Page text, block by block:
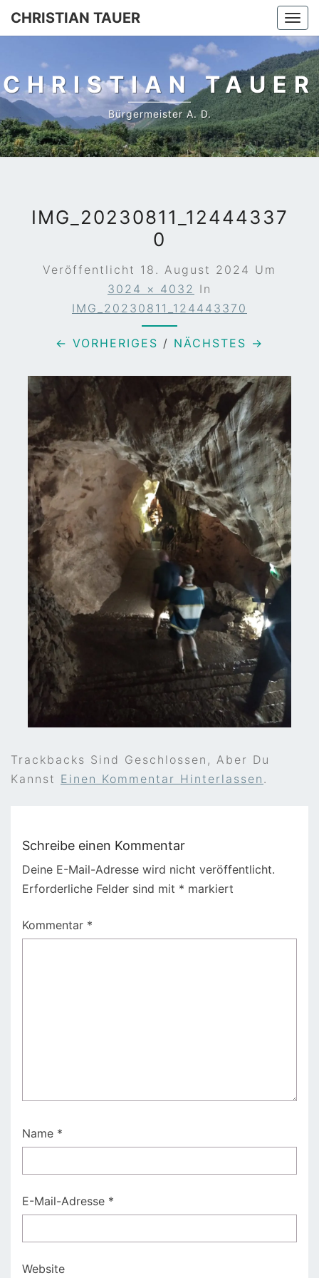
Skip
CHRISTIAN TAUER
CHRISTIAN TAUER
Bürgermeister A. D.
IMG_20230811_12444337
0
Veröffentlicht 18. August 2024 Um
3024 × 4032 In
IMG_20230811_124443370
← VORHERIGES / NÄCHSTES →
Trackbacks Sind Geschlossen, Aber Du
Kannst Einen Kommentar Hinterlassen .
Schreibe einen Kommentar
Deine E-Mail-Adresse wird nicht veröffentlicht.
Erforderliche Felder sind mit * markiert
Kommentar *
Name *
E-Mail-Adresse *
Website